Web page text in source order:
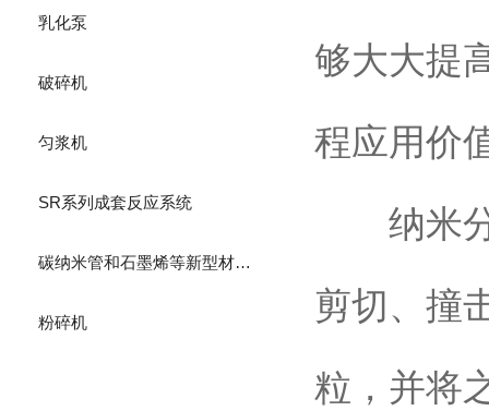
乳化泵
破碎机
匀浆机
SR系列成套反应系统
碳纳米管和石墨烯等新型材料生产设备
粉碎机
够大大提
程应用价
纳米分
剪切、撞
粒，并将